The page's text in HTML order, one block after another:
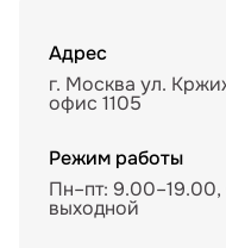
Адрес
г. Москва ул.
офис 1105
Режим работы
Пн–пт:
выходной